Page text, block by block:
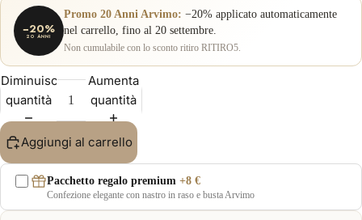
−20%
20 ANNI
Promo 20 Anni Arvimo: −20% applicato automaticamente
nel carrello, fino al 20 settembre.
Non cumulabile con lo sconto ritiro RITIRO5.
Diminuisci
quantità
Aumenta
quantità
Aggiungi al carrello
Pacchetto regalo premium +8 €
Confezione elegante con nastro in raso e busta Arvimo